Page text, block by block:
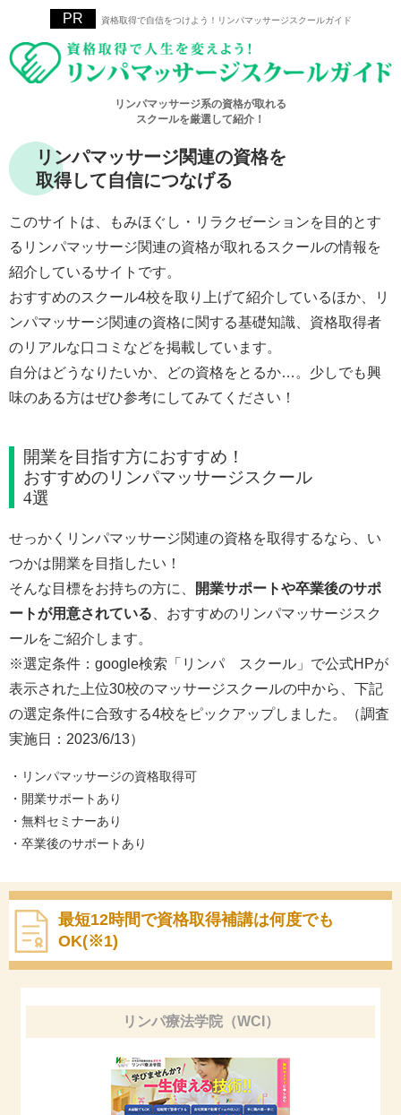
資格取得で自信をつけよう！リンパマッサージスクールガイド
リンパマッサージ系の資格が取れる
スクールを厳選して紹介！
リンパマッサージ関連の資格を
取得して自信につなげる
このサイトは、もみほぐし・リラクゼーションを目的とす
るリンパマッサージ関連の資格が取れるスクールの情報を
紹介しているサイトです。
おすすめのスクール4校を取り上げて紹介しているほか、リ
ンパマッサージ関連の資格に関する基礎知識、資格取得者
のリアルな口コミなどを掲載しています。
自分はどうなりたいか、どの資格をとるか…。少しでも興
味のある方はぜひ参考にしてみてください！
開業を目指す方におすすめ！
おすすめのリンパマッサージスクール
4選
せっかくリンパマッサージ関連の資格を取得するなら、い
つかは開業を目指したい！
そんな目標をお持ちの方に、
開業サポートや卒業後のサポ
ートが用意されている 、おすすめのリンパマッサージスク
ールをご紹介します。
※選定条件：google検索「リンパ スクール」で公式HPが
表示された上位30校のマッサージスクールの中から、下記
の選定条件に合致する4校をピックアップしました。（調査
実施日：2023/6/13）
・リンパマッサージの資格取得可
・開業サポートあり
・無料セミナーあり
・卒業後のサポートあり
最短12時間で資格取得補講は何度でも
OK(※1)
リンパ療法学院（WCI）